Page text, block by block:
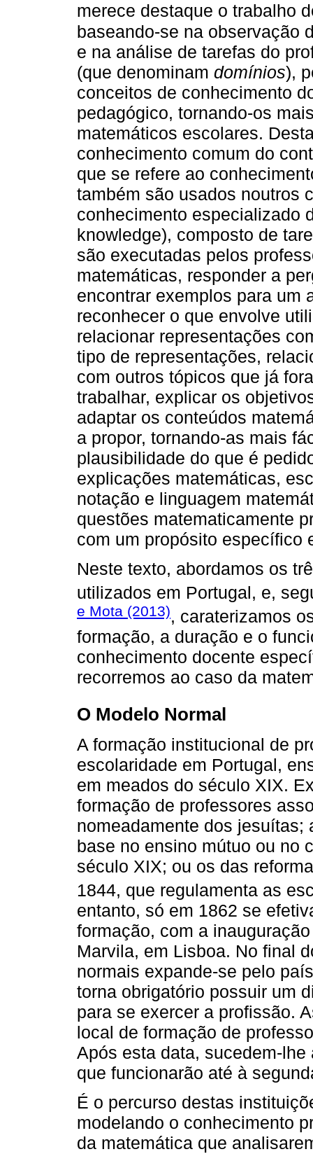
merece destaque o trabalho
baseando-se na observação
e na análise de tarefas do
(que denominam domínios),
conceitos de conhecimento
pedagógico, tornando-os
matemáticos escolares.
conhecimento comum do
que se refere ao
também são usados noutros
conhecimento especializado
knowledge), composto de
são executadas pelos
matemáticas, responder a
encontrar exemplos para um
reconhecer o que envolve
relacionar representações
tipo de representações,
com outros tópicos que já
trabalhar, explicar os
adaptar os conteúdos
a propor, tornando-as mais
plausibilidade do que é
explicações matemáticas,
notação e linguagem
questões matematicamente
com um propósito específico
Neste texto, abordamos os
utilizados em Portugal, e,
e Mota (2013), caraterizamos
formação, a duração e o
conhecimento docente
recorremos ao caso da
O Modelo Normal
A formação institucional de
escolaridade em Portugal,
em meados do século XIX.
formação de professores
nomeadamente dos jesuítas;
base no ensino mútuo ou no
século XIX; ou os das
1844, que regulamenta as
entanto, só em 1862 se
formação, com a
Marvila, em Lisboa. No final
normais expande-se pelo
torna obrigatório possuir um
para se exercer a profissão.
local de formação de
Após esta data, sucedem-
que funcionarão até à
É o percurso destas
modelando o conhecimento
da matemática que